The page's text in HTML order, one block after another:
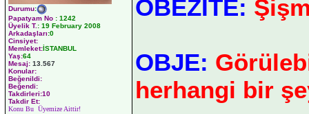
Durumu:
Papatyam No : 1242
Üyelik T.: 19 February 2008
Arkadaşları:0
Cinsiyet:
Memleket:İSTANBUL
Yaş:64
Mesaj: 13.567
Konular:
Beğenildi:
Beğendi:
Takdirleri:10
Takdir Et:
Konu Bu Üyemize Aittir!
OBEZİTE:
OBJE:
herhangi bir